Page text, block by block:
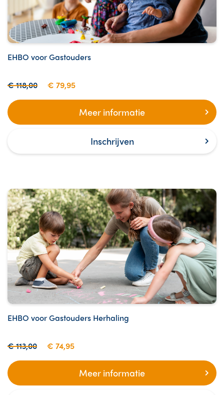
EHBO voor Gastouders
€ 118,00 € 79,95
Meer informatie
Inschrijven
EHBO voor Gastouders Herhaling
€ 113,00 € 74,95
Meer informatie